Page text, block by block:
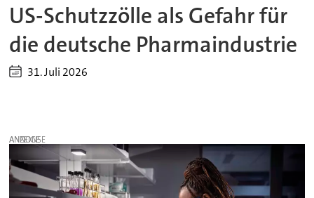
US-Schutzzölle als Gefahr für
die deutsche Pharmaindustrie
31. Juli 2026
ANZEIGE